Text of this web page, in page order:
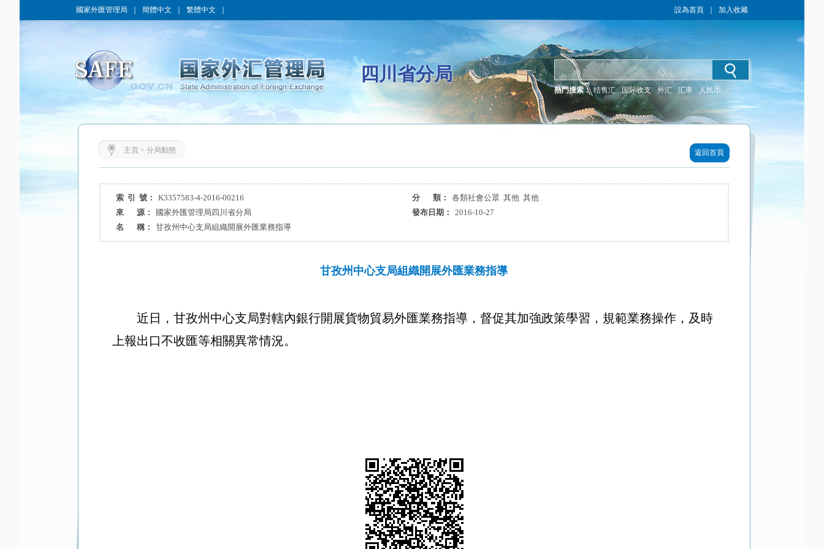
國家外匯管理局 簡體中文 繁體中文 設為首頁 加入收藏
四川省分局
熱門搜索： 结售汇 国际收支 外汇 汇率 人民币
主頁 > 分局動態 返回首頁
索 引 號： K3357583-4-2016-00216 分 類：
各類社會公眾 其他 其他
來 源：
國家外匯管理局四川省分局 發布日期：
2016-10-27
名 稱：
甘孜州中心支局組織開展外匯業務指導
甘孜州中心支局組織開展外匯業務指導
近日，甘孜州中心支局對轄內銀行開展貨物貿易外匯業務指導，督促其加強政策學習，規範業務操作，及時
上報出口不收匯等相關異常情況。